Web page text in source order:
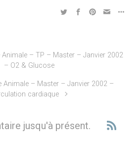
Animale – TP – Master – Janvier 2002
– O2 & Glucose
Animale – Master – Janvier 2002 –
cardiaque
jusqu'à présent.